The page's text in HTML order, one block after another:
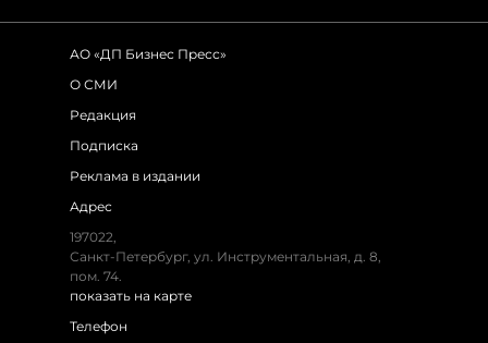
АО «ДП Бизнес Пресс»
О СМИ
Редакция
Подписка
Реклама в издании
Адрес
197022,
Санкт-Петербург, ул. Инструментальная, д. 8,
пом. 74.
показать на карте
Телефон